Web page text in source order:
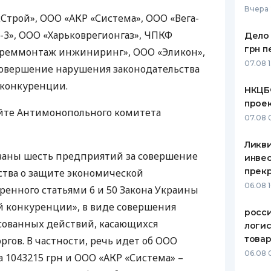
ЕЖЕМЕСЯЧНЫЙ ОБЗОР
КЕШБЭКА
ПУТЕВОДИТЕЛИ ПО
БАНКОВСКИМ КАРТАМ
ВСЕ
ООО «АКР «Система», ООО «Вега-
ООО «Харьковрегионгаз», ЧПКФ
инжиниринг», ООО «Эликон»,
нарушения законодательства
Антимонопольного комитета
шесть предприятий за совершение
о защите экономической
статьями 6 и 50 Закона Украины
конкуренции», в виде совершения
действий, касающихся
В частности, речь идет обООО
1043215 грн и ООО «АКР «Система» –
Вчера
Дело
грн
07.08
07.08
06.08
06.08